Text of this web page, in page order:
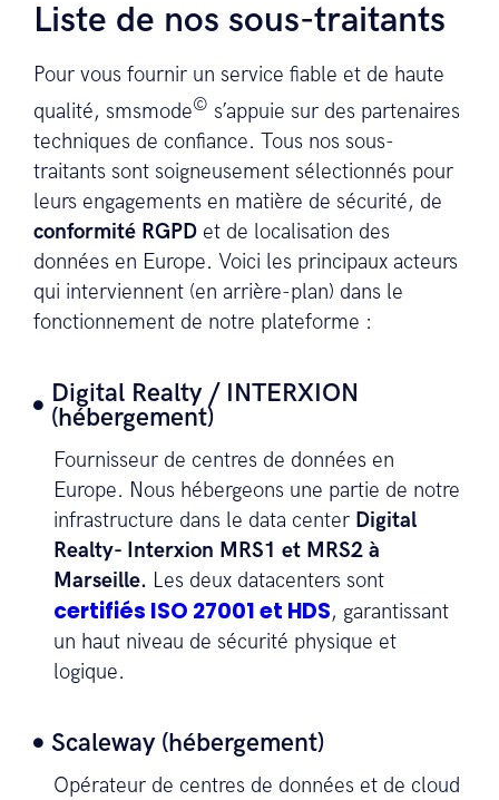
Liste de nos sous-traitants
Pour vous fournir un service fiable et de haute
qualité, smsmode© s’appuie sur des partenaires
techniques de confiance. Tous nos sous-
traitants sont soigneusement sélectionnés pour
leurs engagements en matière de sécurité, de
conformité RGPD et de localisation des
données en Europe. Voici les principaux acteurs
qui interviennent (en arrière-plan) dans le
fonctionnement de notre plateforme :
Digital Realty / INTERXION
(hébergement)
Fournisseur de centres de données en
Europe. Nous hébergeons une partie de notre
infrastructure dans le data center Digital
Realty- Interxion MRS1 et MRS2 à
Marseille. Les deux datacenters sont
certifiés ISO 27001 et HDS, garantissant
un haut niveau de sécurité physique et
logique.
Scaleway (hébergement)
Opérateur de centres de données et de cloud